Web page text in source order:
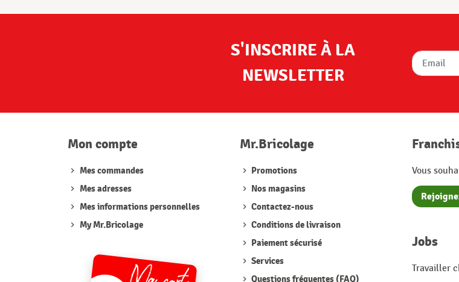
S'INSCRIRE À LA
NEWSLETTER
Mon compte
Mes commandes
Mes adresses
Mes informations personnelles
My Mr.Bricolage
Mr.Bricolage
Promotions
Nos magasins
Contactez-nous
Conditions de livraison
Paiement sécurisé
Services
Questions fréquentes (FAQ)
Vous
Jobs
Travailler